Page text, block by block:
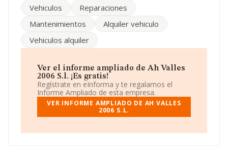
alimenticios, bebidas y tabaco en puestos de venta y en
mercados exteriores.
La empresa española
B64167125, se encuentra en Avenida Pau Casals núm.
en Barcelona, Cataluña.
En base a la información de la que dispone INFORMA
sobre 35.519 compañías, a nivel nacional la facturación
asciende a 81.312 millones de euros y el promedio de la
facturación de ventas entre todas las compañías
asciende a los 2 millones de euros. Para aportar ulterior
de empleados de las empresas es de 3. La antigüedad
Vehiculos
Reparaciones
Mantenimientos
Alquiler vehiculo
Vehiculos alquiler
Ver el informe ampliado de Ah Valles
2006 S.l. ¡Es gratis!
Regístrate en eInforma y te regalamos el
Informe Ampliado de esta empresa.
VER INFORME AMPLIADO DE AH VALLES
2006 S.L.